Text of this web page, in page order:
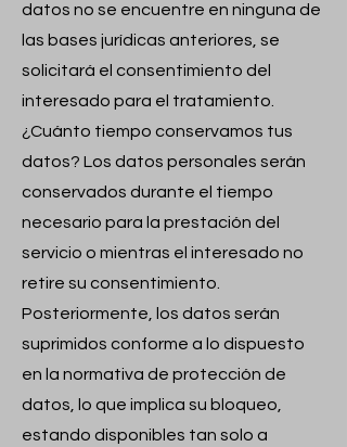
datos no se encuentre en ninguna de
las bases jurídicas anteriores, se
solicitará el consentimiento del
interesado para el tratamiento.
¿Cuánto tiempo conservamos tus
datos? Los datos personales serán
conservados durante el tiempo
necesario para la prestación del
servicio o mientras el interesado no
retire su consentimiento.
Posteriormente, los datos serán
suprimidos conforme a lo dispuesto
en la normativa de protección de
datos, lo que implica su bloqueo,
estando disponibles tan solo a